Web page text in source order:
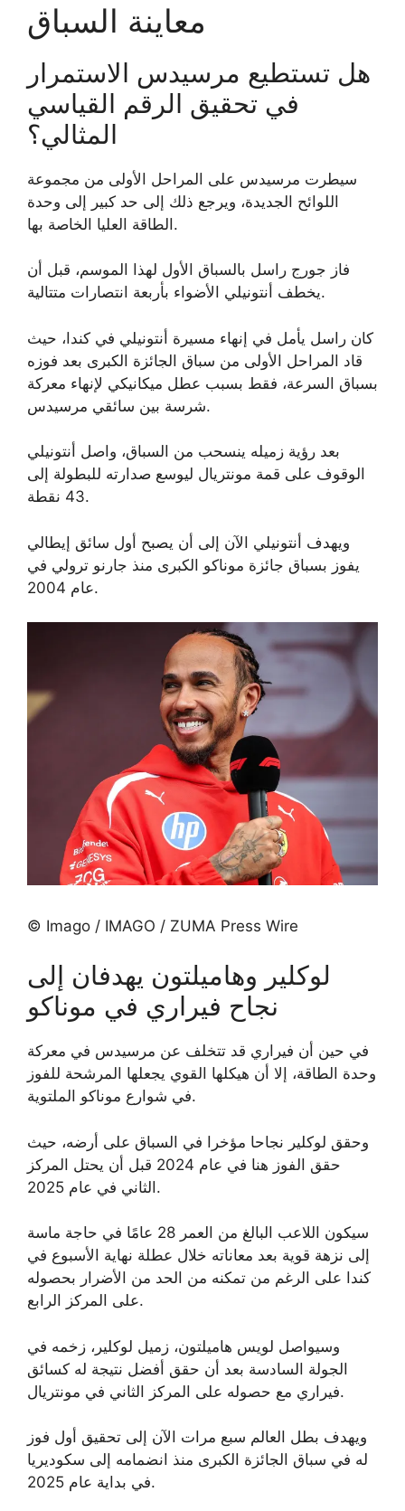
معاينة السباق
هل تستطيع مرسيدس الاستمرار
في تحقيق الرقم القياسي
المثالي؟
سيطرت مرسيدس على المراحل الأولى من مجموعة
اللوائح الجديدة، ويرجع ذلك إلى حد كبير إلى وحدة
الطاقة العليا الخاصة بها.
فاز جورج راسل بالسباق الأول لهذا الموسم، قبل أن
يخطف أنتونيلي الأضواء بأربعة انتصارات متتالية.
كان راسل يأمل في إنهاء مسيرة أنتونيلي في كندا، حيث
قاد المراحل الأولى من سباق الجائزة الكبرى بعد فوزه
بسباق السرعة، فقط بسبب عطل ميكانيكي لإنهاء معركة
شرسة بين سائقي مرسيدس.
بعد رؤية زميله ينسحب من السباق، واصل أنتونيلي
الوقوف على قمة مونتريال ليوسع صدارته للبطولة إلى
43 نقطة.
ويهدف أنتونيلي الآن إلى أن يصبح أول سائق إيطالي
يفوز بسباق جائزة موناكو الكبرى منذ جارنو ترولي في
عام 2004.
© Imago / IMAGO / ZUMA Press Wire
لوكلير وهاميلتون يهدفان إلى
نجاح فيراري في موناكو
في حين أن فيراري قد تتخلف عن مرسيدس في معركة
وحدة الطاقة، إلا أن هيكلها القوي يجعلها المرشحة للفوز
في شوارع موناكو الملتوية.
وحقق لوكلير نجاحا مؤخرا في السباق على أرضه، حيث
حقق الفوز هنا في عام 2024 قبل أن يحتل المركز
الثاني في عام 2025.
سيكون اللاعب البالغ من العمر 28 عامًا في حاجة ماسة
إلى نزهة قوية بعد معاناته خلال عطلة نهاية الأسبوع في
كندا على الرغم من تمكنه من الحد من الأضرار بحصوله
على المركز الرابع.
وسيواصل لويس هاميلتون، زميل لوكلير، زخمه في
الجولة السادسة بعد أن حقق أفضل نتيجة له ​​كسائق
فيراري مع حصوله على المركز الثاني في مونتريال.
ويهدف بطل العالم سبع مرات الآن إلى تحقيق أول فوز
له في سباق الجائزة الكبرى منذ انضمامه إلى سكوديريا
في بداية عام 2025.